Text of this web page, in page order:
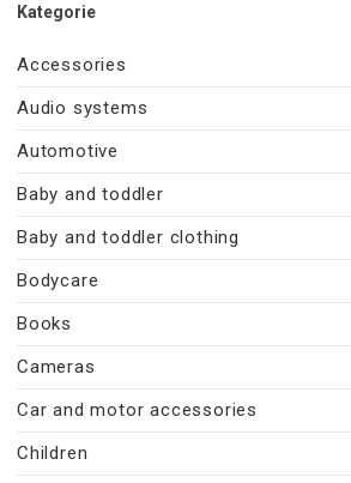
Kategorie
Accessories
Audio systems
Automotive
Baby and toddler
Baby and toddler clothing
Bodycare
Books
Cameras
Car and motor accessories
Children